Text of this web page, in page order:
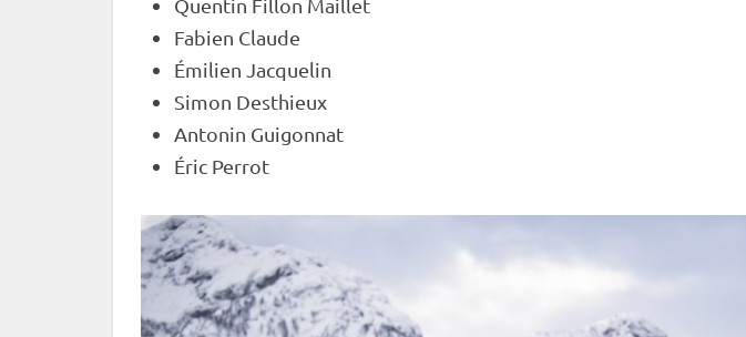
Quentin Fillon Maillet
Fabien Claude
Émilien Jacquelin
Simon Desthieux
Antonin Guigonnat
Éric Perrot